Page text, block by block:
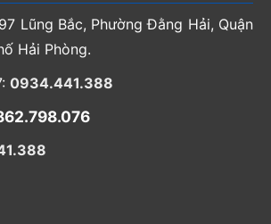
Lũng Bắc, Phường Đằng Hải, Quận
Hải Phòng.
0934.441.388